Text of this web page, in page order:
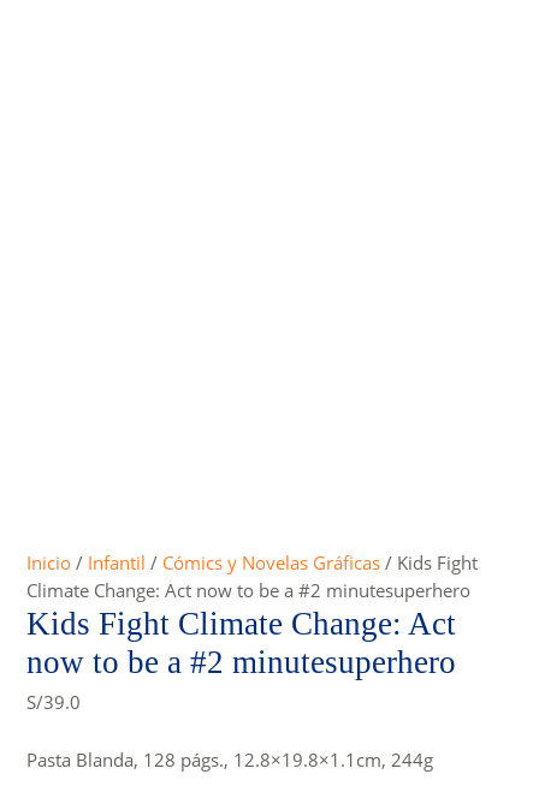
Inicio / Infantil / Cómics y Novelas Gráficas / Kids Fight
Climate Change: Act now to be a #2 minutesuperhero
Kids Fight Climate Change: Act
now to be a #2 minutesuperhero
S/39.0
Pasta Blanda, 128 págs., 12.8×19.8×1.1cm, 244g